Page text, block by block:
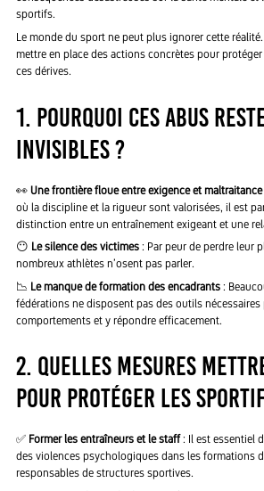
sportifs.
Le monde du sport ne peut plus ignorer cette
mettre en place des actions concrètes pour
ces dérives.
1. Pourquoi ces abus
invisibles ?
👀 Une frontière floue entre exigence et maltraitance
où la discipline et la rigueur sont valorisées, il est
distinction entre un entraînement exigeant et une
😶 Le silence des victimes : Par peur de perdre leur
nombreux athlètes n’osent pas parler.
📉 Le manque de formation des encadrants :
fédérations ne disposent pas des outils nécessaires
comportements et y répondre efficacement.
2. Quelles mesures
pour protéger les
✅ Former les entraîneurs et le staff: Il est essentiel
des violences psychologiques dans les formations
responsables de structures sportives.